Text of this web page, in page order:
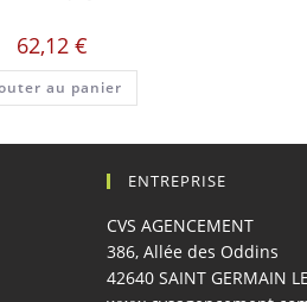
62,12 €
au panier
ENTREPRISE
CVS AGENCEMENT
386, Allée des Oddins
42640 SAINT GERMAIN